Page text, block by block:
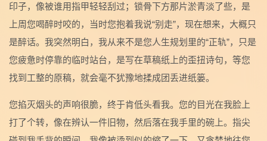
印子，像被谁用指甲轻轻刮过；锁骨下方那片淤青淡了些，是
上周您喝醉时咬的，当时您抱着我说“别走”，现在想来，大概只
是醉话。我突然明白，我从来不是您人生规划里的“正轨”，只是
您疲惫时停靠的临时站台，是写在草稿纸上的歪扭诗句，等您
找到工整的原稿，就会毫不犹豫地揉成团丢进纸篓。
您掐灭烟头的声响很脆，终于肯低头看我。您的目光在我脸上
打了个转，像在辨认一件旧物，然后落在我手里的碗上。指尖